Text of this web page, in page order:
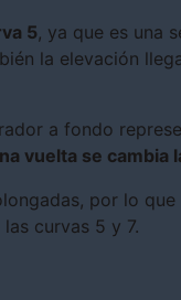
5, ya que es una
la elevación
a fondo
vuelta se cambia
por lo
curvas 5 y 7.